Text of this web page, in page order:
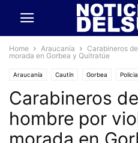
Home Araucanía
Carabineros
morada en Gorbea y Quitratúe
Araucanía Cautín Gorbea
Carabineros
hombre por